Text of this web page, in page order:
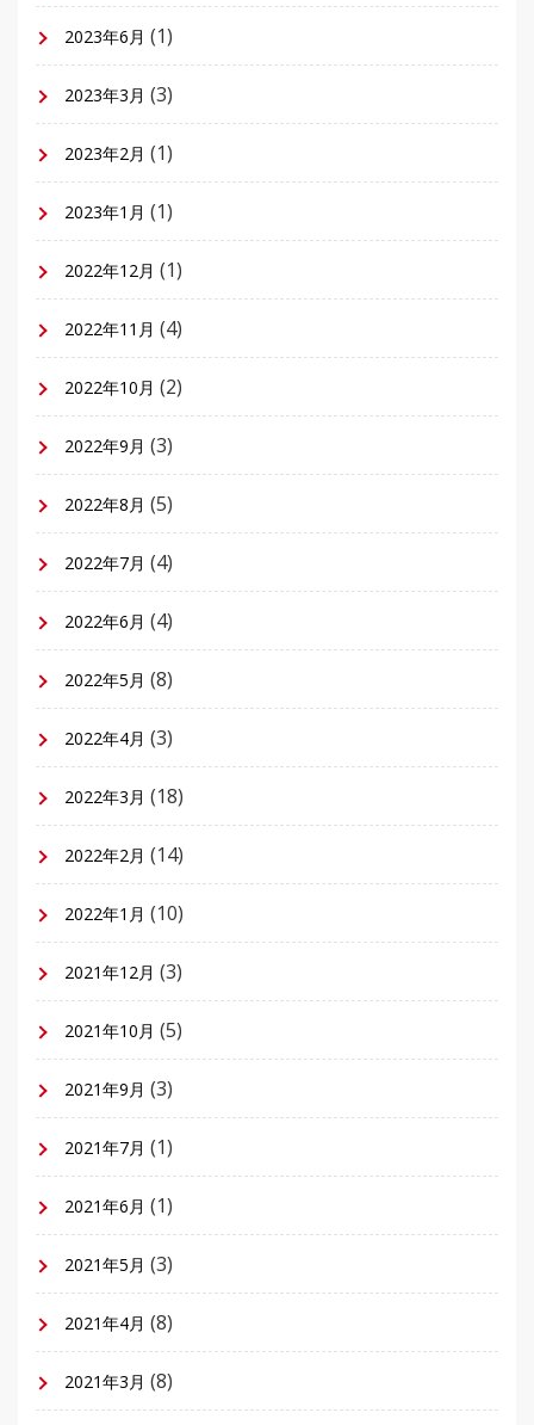
2023年6月 (1)
2023年3月 (3)
2023年2月 (1)
2023年1月 (1)
2022年12月 (1)
2022年11月 (4)
2022年10月 (2)
2022年9月 (3)
2022年8月 (5)
2022年7月 (4)
2022年6月 (4)
2022年5月 (8)
2022年4月 (3)
2022年3月 (18)
2022年2月 (14)
2022年1月 (10)
2021年12月 (3)
2021年10月 (5)
2021年9月 (3)
2021年7月 (1)
2021年6月 (1)
2021年5月 (3)
2021年4月 (8)
2021年3月 (8)